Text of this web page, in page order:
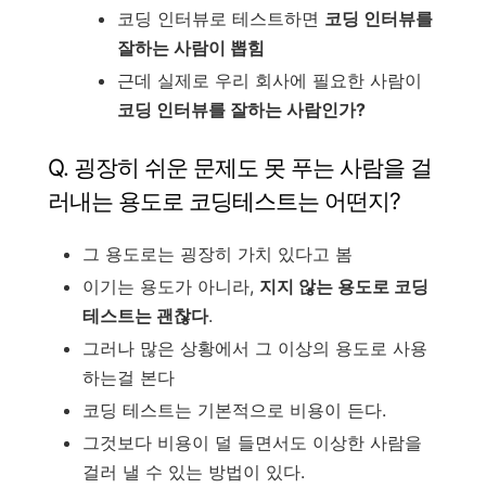
코딩 인터뷰로 테스트하면 코딩 인터뷰를
잘하는 사람이 뽑힘
근데 실제로 우리 회사에 필요한 사람이
코딩 인터뷰를 잘하는 사람인가?
Q. 굉장히 쉬운 문제도 못 푸는 사람을 걸
러내는 용도로 코딩테스트는 어떤지?
그 용도로는 굉장히 가치 있다고 봄
이기는 용도가 아니라, 지지 않는 용도로 코딩
테스트는 괜찮다.
그러나 많은 상황에서 그 이상의 용도로 사용
하는걸 본다
코딩 테스트는 기본적으로 비용이 든다.
그것보다 비용이 덜 들면서도 이상한 사람을
걸러 낼 수 있는 방법이 있다.